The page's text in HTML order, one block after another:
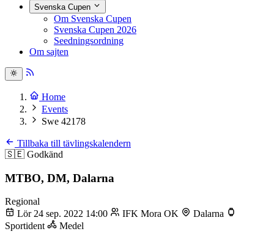
Svenska Cupen
Om Svenska Cupen
Svenska Cupen 2026
Seedningsordning
Om sajten
Home
Events
Swe 42178
Tillbaka till tävlingskalendern
🇸🇪 Godkänd
MTBO, DM, Dalarna
Regional
Lör 24 sep. 2022 14:00
IFK Mora OK
Dalarna
Sportident
Medel